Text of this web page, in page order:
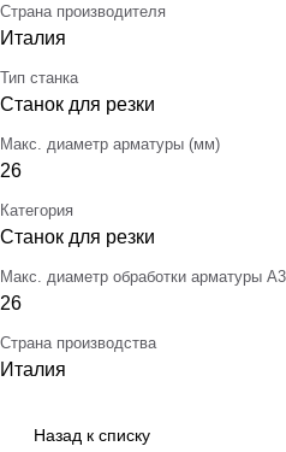
Страна производителя
Италия
Тип станка
Станок для резки
Макс. диаметр арматуры (мм)
26
Категория
Станок для резки
Макс. диаметр обработки арматуры
26
Страна производства
Италия
Назад к списку